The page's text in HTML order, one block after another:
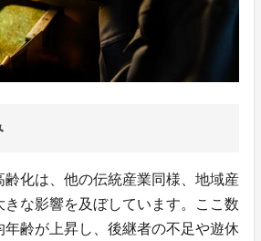
齢化は、他の伝統産業同様、地域産
な影響を及ぼしています。ここ数
年齢が上昇し、後継者の不足や遊休